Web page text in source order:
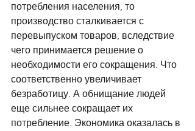
потребления населения, то
производство сталкивается с
перевыпуском товаров, вследствие
чего принимается решение о
необходимости его сокращения. Что
соответственно увеличивает
безработицу. А обнищание людей
еще сильнее сокращает их
потребление. Экономика оказалась в